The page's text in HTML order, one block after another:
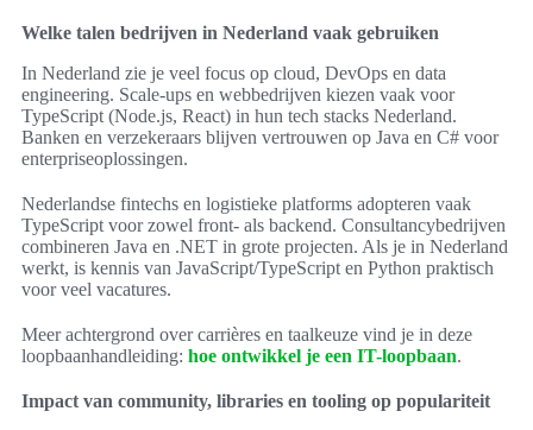
Welke talen bedrijven in Nederland vaak gebruiken
In Nederland zie je veel focus op cloud, DevOps en data
engineering. Scale-ups en webbedrijven kiezen vaak voor
TypeScript (Node.js, React) in hun tech stacks Nederland.
Banken en verzekeraars blijven vertrouwen op Java en C# voor
enterpriseoplossingen.
Nederlandse fintechs en logistieke platforms adopteren vaak
TypeScript voor zowel front- als backend. Consultancybedrijven
combineren Java en .NET in grote projecten. Als je in Nederland
werkt, is kennis van JavaScript/TypeScript en Python praktisch
voor veel vacatures.
Meer achtergrond over carrières en taalkeuze vind je in deze
loopbaanhandleiding: hoe ontwikkel je een IT-loopbaan.
Impact van community, libraries en tooling op populariteit